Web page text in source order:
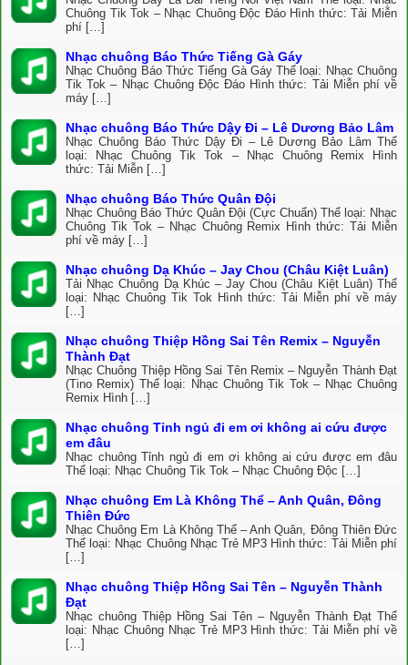
Chuông Tik Tok – Nhạc Chuông Độc Đáo Hình thức: Tải Miễn
phí […]
Nhạc chuông Báo Thức Tiếng Gà Gáy
Nhạc Chuông Báo Thức Tiếng Gà Gáy Thể loại: Nhạc Chuông
Tik Tok – Nhạc Chuông Độc Đáo Hình thức: Tải Miễn phí về
máy […]
Nhạc chuông Báo Thức Dậy Đi – Lê Dương Bảo Lâm
Nhạc Chuông Báo Thức Dậy Đi – Lê Dương Bảo Lâm Thể
loại: Nhạc Chuông Tik Tok – Nhạc Chuông Remix Hình
thức: Tải Miễn […]
Nhạc chuông Báo Thức Quân Đội
Nhạc Chuông Báo Thức Quân Đội (Cực Chuẩn) Thể loại: Nhạc
Chuông Tik Tok – Nhạc Chuông Remix Hình thức: Tải Miễn
phí về máy […]
Nhạc chuông Dạ Khúc – Jay Chou (Châu Kiệt Luân)
Tải Nhạc Chuông Dạ Khúc – Jay Chou (Châu Kiệt Luân) Thể
loại: Nhạc Chuông Tik Tok Hình thức: Tải Miễn phí về máy
[…]
Nhạc chuông Thiệp Hồng Sai Tên Remix – Nguyễn
Thành Đạt
Nhạc Chuông Thiệp Hồng Sai Tên Remix – Nguyễn Thành Đạt
(Tino Remix) Thể loại: Nhạc Chuông Tik Tok – Nhạc Chuông
Remix Hình […]
Nhạc chuông Tỉnh ngủ đi em ơi không ai cứu được
em đâu
Nhạc chuông Tỉnh ngủ đi em ơi không ai cứu được em đâu
Thể loại: Nhạc Chuông Tik Tok – Nhạc Chuông Độc […]
Nhạc chuông Em Là Không Thể – Anh Quân, Đông
Thiên Đức
Nhạc Chuông Em Là Không Thể – Anh Quân, Đông Thiên Đức
Thể loại: Nhạc Chuông Nhạc Trẻ MP3 Hình thức: Tải Miễn phí
[…]
Nhạc chuông Thiệp Hồng Sai Tên – Nguyễn Thành
Đạt
Nhạc chuông Thiệp Hồng Sai Tên – Nguyễn Thành Đạt Thể
loại: Nhạc Chuông Nhạc Trẻ MP3 Hình thức: Tải Miễn phí về
[…]